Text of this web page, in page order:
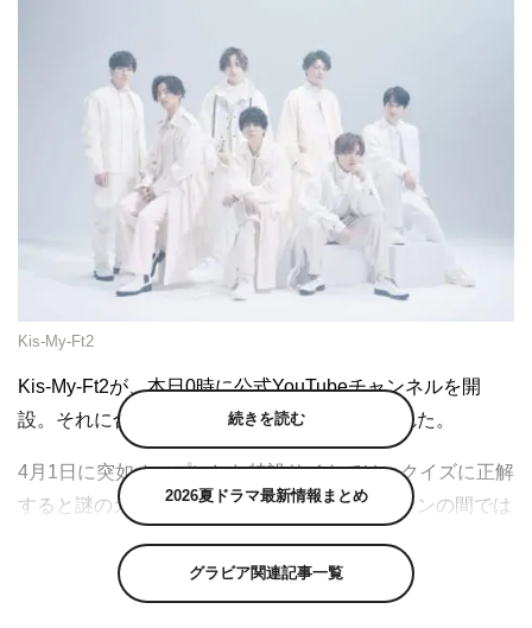
Kis-My-Ft2
Kis-My-Ft2が、本日0時に公式YouTubeチャンネルを開
設。それに合わせて、ティザー映像が公開された。
4月1日に突如オープンした特設サイトでは、クイズに正解
すると謎のカウントダウン画面に遷移し、ファンの間では
が寄せられていた。
続きを読む
2026夏ドラマ最新情報まとめ
グラビア関連記事一覧